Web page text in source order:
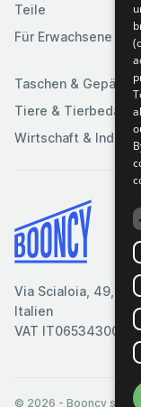
Teile
Für Erwachsene
Taschen & Gepäck
Tiere & Tierbedarf
Wirtschaft &
Via Scialoia, 49,
Italien
VAT
© 2026 - Booncy srl -